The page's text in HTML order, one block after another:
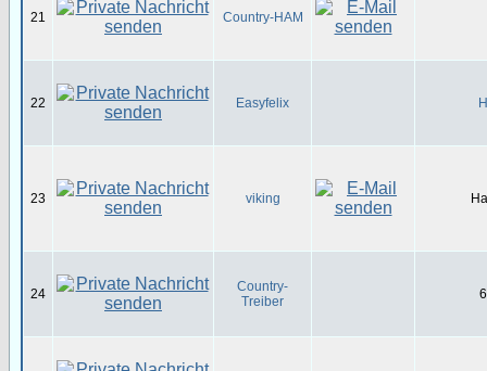
21 Country-HAM
22 Easyfelix
23 viking
24
Country-
Treiber